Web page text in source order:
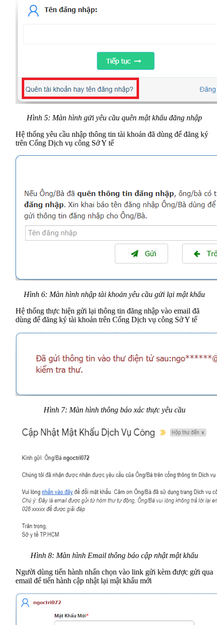
Hình 5: Màn hình gửi yêu cầu quên mật khẩu đăng nhập
Hệ thống yêu cầu nhập thông tin tài khoản đã dùng để đăng ký
trên Cổng Dịch vụ công Sở Y tế
Hình 6: Màn hình nhập tài khoản yêu cầu gửi lại mật khẩu
Hệ thống thực hiện gửi lại thông tin đăng nhập vào email đã
dùng để đăng ký tài khoản trên Cổng Dịch vụ công Sở Y tế
Hình 7: Màn hình thông báo xác thực yêu cầu
Hình 8: Màn hình Email thông báo cập nhật mật khẩu
Người dùng tiến hành nhấn chọn vào link gửi kèm được gửi qua
email để tiến hành cập nhật lại mật khẩu mới